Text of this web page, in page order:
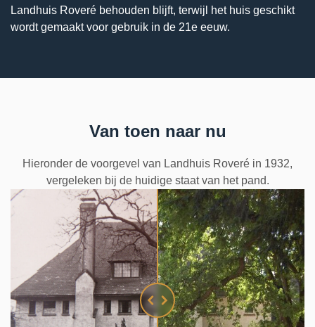
Landhuis Roveré behouden blijft, terwijl het huis geschikt
wordt gemaakt voor gebruik in de 21e eeuw.
Van toen naar nu
Hieronder de voorgevel van Landhuis Roveré in 1932,
vergeleken bij de huidige staat van het pand.